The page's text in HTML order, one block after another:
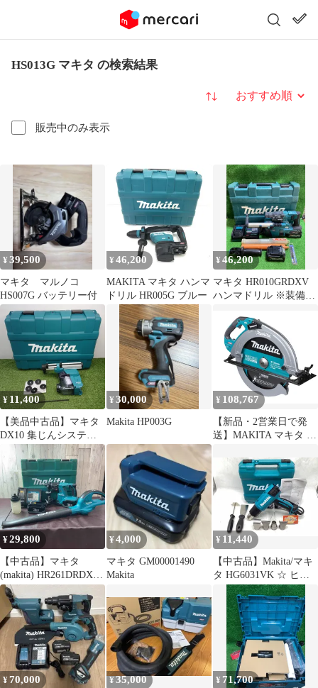
HS013G マキタ の検索結果
販売中のみ表示
並び替え
¥39,500
マキタ マルノコ
HS007G バッテリー付
¥ 46,200
MAKITA マキタ ハンマ
ドリル HR005G ブルー
¥46,200
マキタ HR010GRDXV
ハンマドリル ※装備品
器・ バッテリ40V
2.5Ah二個・充電器・付
属品)※現状品(テ-289)
¥ 11,400
【美品中古品】マキタ
DX10 集じんシステム
のみ ケース付
※HR3011FC,HR008G専
用 [3957]
¥30,000
Makita HP003G
¥ 108,767
【新品・2営業日で発
送】MAKITA マキタ マ
40Vmax 刃径415mm 本
体のみ (HS013GZ 7202)
¥29,800
【中古品】マキタ
(makita) HR261DRDX
ハンマドリル コードレ
スブロワ MUB360DZ
セット品【東大和店】
¥4,000
マキタ GM00001490
Makita
¥ 11,440
【中古品】Makita/マキ
タ HG6031VK ☆ ヒー
トガン [IT_D0RRC][豊
田][M04]
¥70,000 ¥35,000 ¥ 71,700